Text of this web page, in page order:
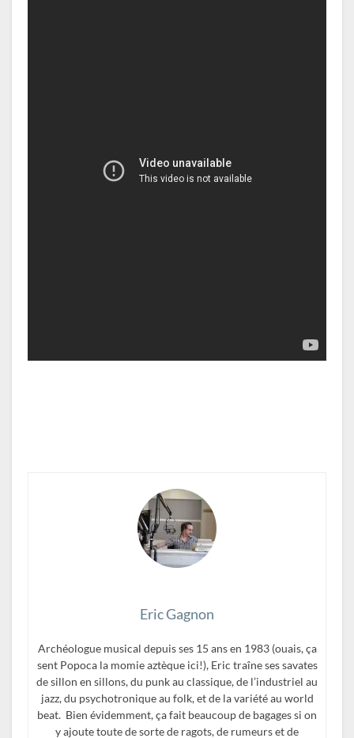
Eric Gagnon
Archéologue musical depuis ses 15 ans en 1983 (ouais, ça
sent Popoca la momie aztèque ici!), Eric traîne ses savates
de sillon en sillons, du punk au classique, de l’industriel au
jazz, du psychotronique au folk, et de la variété au world
beat. Bien évidemment, ça fait beaucoup de bagages si on
y ajoute toute de sorte de ragots, de rumeurs et de